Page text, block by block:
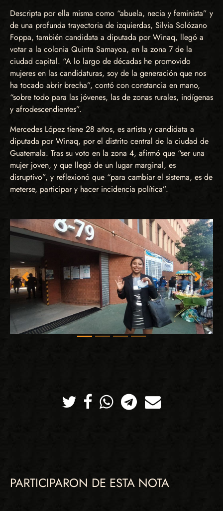
Descripta por ella misma como “abuela, necia y feminista” y
de una profunda trayectoria de izquierdas, Silvia Solózano
Foppa, también candidata a diputada por Winaq, llegó a
votar a la colonia Quinta Samayoa, en la zona 7 de la
ciudad capital. “A lo largo de décadas he promovido
mujeres en las candidaturas, soy de la generación que nos
ha tocado abrir brecha”, contó con constancia en mano,
“sobre todo para las jóvenes, las de zonas rurales, indígenas
y afrodescendientes”.
Mercedes López tiene 28 años, es artista y candidata a
diputada por Winaq, por el distrito central de la ciudad de
Guatemala. Tras su voto en la zona 4, afirmó que “ser una
mujer joven, y que llegó de un lugar marginal, es
disruptivo”, y reflexionó que “para cambiar el sistema, es de
meterse, participar y hacer incidencia política”.
Imagen anterior
TwitterFacebookWhatsappTelegramCorreo
PARTICIPARON DE ESTA NOTA